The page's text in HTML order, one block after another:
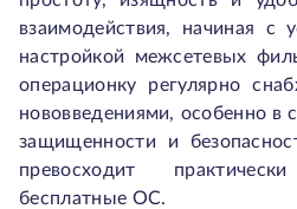
взаимодействия, начиная с
настройкой межсетевых
операционку регулярно
нововведениями, особенно в
защищенности и
превосходит
бесплатные ОС.